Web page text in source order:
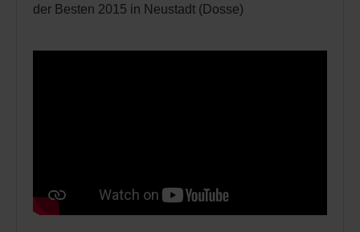
der Besten 2015 in Neustadt (Dosse)